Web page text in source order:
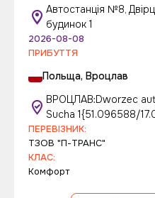
Автостанція №8,
будинок 1
2026-08-08
ПРИБУТТЯ
Польща, Вроцлав
ВРОЦЛАВ:Dworzec
Sucha 1{51.096588/
ПЕРЕВІЗНИК:
ТЗОВ "П-ТРАНС"
КЛАС:
Комфорт